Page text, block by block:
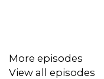
More episodes
View all episodes